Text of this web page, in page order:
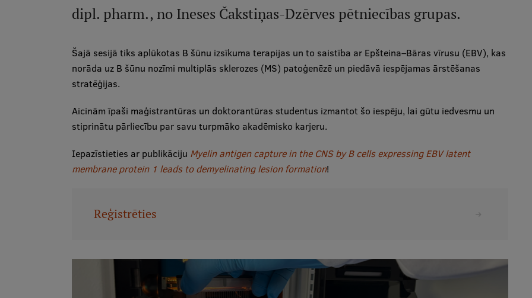
dipl. pharm., no Ineses Čakstiņas-Dzērves pētniecības grupas.
Šajā sesijā tiks aplūkotas B šūnu izsīkuma terapijas un to saistība ar Epšteina–Bāras vīrusu (EBV), kas
norāda uz B šūnu nozīmi multiplās sklerozes (MS) patoģenēzē un piedāvā iespējamas ārstēšanas
stratēģijas.
Aicinām īpaši maģistrantūras un doktorantūras studentus izmantot šo iespēju, lai gūtu iedvesmu un
stiprinātu pārliecību par savu turpmāko akadēmisko karjeru.
Iepazīstieties ar publikāciju Myelin antigen capture in the CNS by B cells expressing EBV latent
membrane protein 1 leads to demyelinating lesion formation!
Reģistrēties